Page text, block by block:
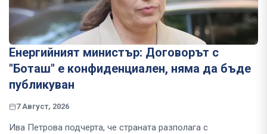
Енергийният министър: Договорът с
"Боташ" е конфиденциален, няма да бъде
публикуван
7 Август, 2026
Ива Петрова подчерта, че страната разполага с